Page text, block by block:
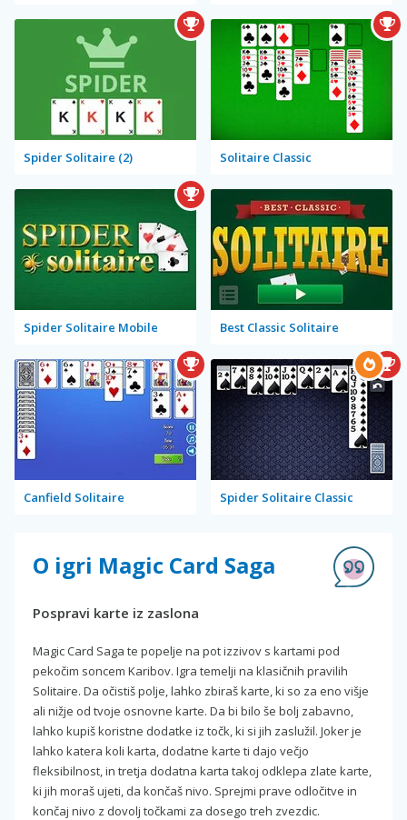
Spider Solitaire (2) Solitaire Classic
Spider Solitaire Mobile Best Classic Solitaire
Canfield Solitaire Spider Solitaire Classic
O igri Magic Card Saga
Pospravi karte iz zaslona
Magic Card Saga te popelje na pot izzivov s kartami pod
pekočim soncem Karibov. Igra temelji na klasičnih pravilih
Solitaire. Da očistiš polje, lahko zbiraš karte, ki so za eno višje
ali nižje od tvoje osnovne karte. Da bi bilo še bolj zabavno,
lahko kupiš koristne dodatke iz točk, ki si jih zaslužil. Joker je
lahko katera koli karta, dodatne karte ti dajo večjo
fleksibilnost, in tretja dodatna karta takoj odklepa zlate karte,
ki jih moraš ujeti, da končaš nivo. Sprejmi prave odločitve in
končaj nivo z dovolj točkami za dosego treh zvezdic.